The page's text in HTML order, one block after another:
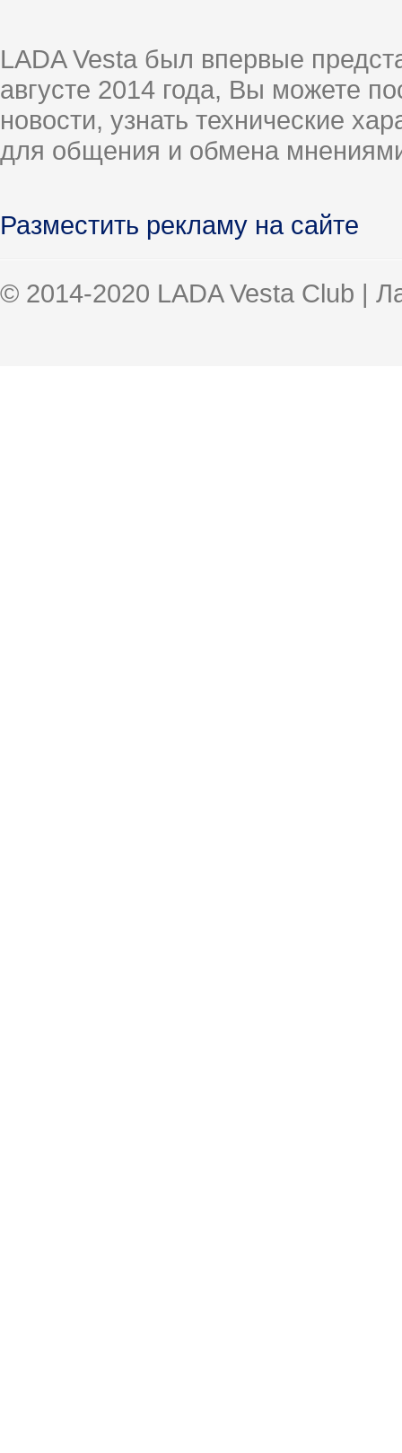
LADA Vesta был впервые
августе 2014 года, Вы можете
новости, узнать технические
для общения и обмена
Разместить рекламу на сайте
© 2014-2020 LADA Vesta Club |